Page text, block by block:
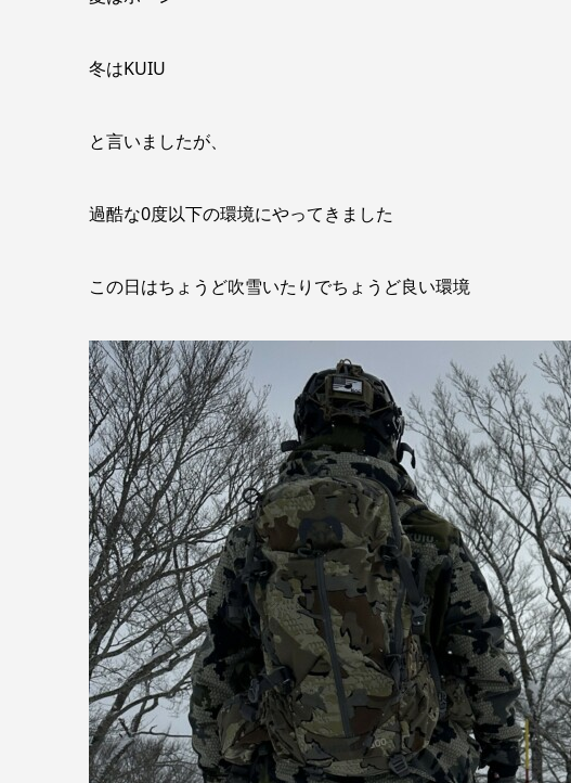
冬はKUIU
と言いましたが、
過酷な0度以下の環境にやってきました
この日はちょうど吹雪いたりでちょうど良い環境